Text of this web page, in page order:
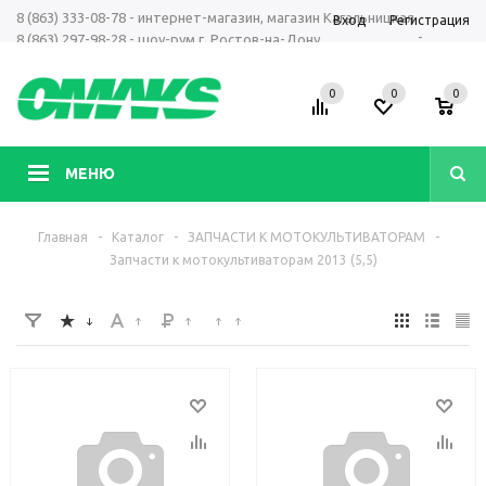
8 (863) 333-08-78 - интернет-магазин, магазин Кагальницкая
8 (863) 297-98-28 - шоу-рум г. Ростов-на-Дону
-
Вход Регистрация
МЕНЮ
0 0 0
Главная - Каталог - ЗАПЧАСТИ К МОТОКУЛЬТИВАТОРАМ
-
Запчасти к мотокультиваторам 2013 (5,5)